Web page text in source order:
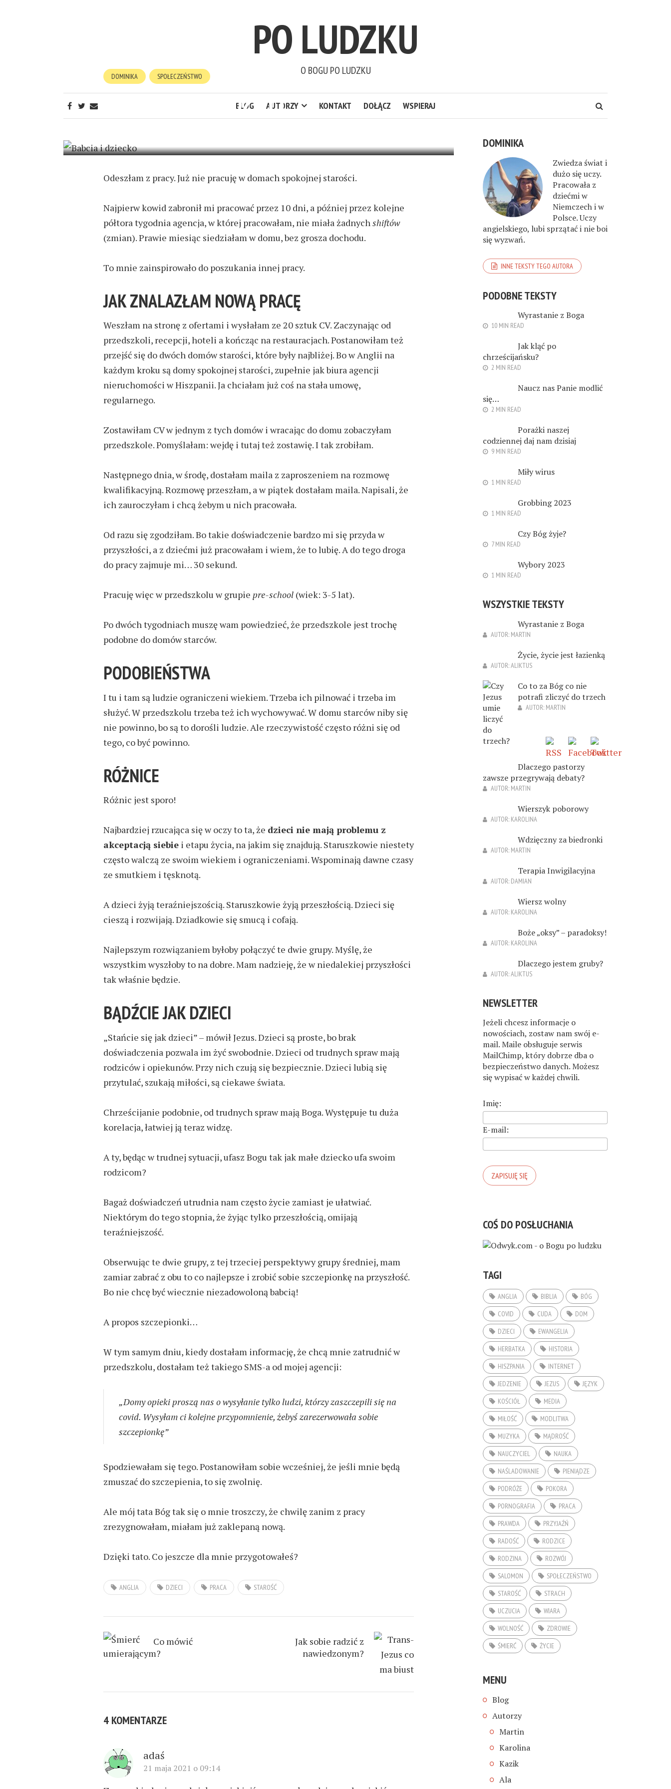
PO LUDZKU
O BOGU PO LUDZKU
BLOG AUTORZY KONTAKT DOŁĄCZ WSPIERAJ
DOMINIKA SPOŁECZEŃSTWO
UCZMY SIĘ OD DZIECI
Odeszłam z pracy. Już nie pracujęw domach spokojnej starości.
Najpierw kowid zabronił mi pracować przez 10 dni, a później przez kolejne
półtora tygodnia agencja,wktórej pracowałam, nie miała żadnych shiftów
(zmian). Prawie miesiąc siedziałam w domu, bez grosza dochodu.
To mnie zainspirowało do poszukania innej pracy.
JAK ZNALAZŁAM NOWĄ PRACĘ
Weszłam na stronę z ofertami i wysłałam ze 20 sztuk CV. Zaczynając od
przedszkoli, recepcji, hoteli a kończąc na restauracjach. Postanowiłam też
przejść się do dwóch domów starości, które były najbliżej. BowAnglii na
każdym kroku są domy spokojnej starości, zupełnie jak biura agencji
nieruchomości w Hiszpanii. Ja chciałam już coś na stała umowę,
regularnego.
Zostawiłam CV w jednym z tych domów i wracając do domu zobaczyłam
przedszkole. Pomyślałam: wejdę i tutaj też zostawię. I tak zrobiłam.
Następnego dnia, w środę, dostałam maila z zaproszeniem na rozmowę
kwalifikacyjną. Rozmowę przeszłam, awpiątek dostałam maila. Napisali,że
ich zauroczyłam i chcą żebym u nich pracowała.
Od razu się zgodziłam. Bo takie doświadczenie bardzo mi się przyda w
przyszłości, a z dziećmi już pracowałam i wiem, że to lubię.A do tego droga
do pracy zajmuje mi… 30 sekund.
Pracuję więc w przedszkolu w grupie pre-school (wiek: 3-5 lat).
Po dwóch tygodniach muszę wam powiedzieć, że przedszkole jesttrochę
podobne do domów starców.
PODOBIEŃSTWA
I tu i tam są ludzie ograniczeni wiekiem. Trzeba ich pilnować i trzeba im
służyć.W przedszkolu trzeba też ich wychowywać. W domu starcówniby się
nie powinno, bo są to dorośli ludzie. Ale rzeczywistość często różni się od
tego, co być powinno.
RÓŻNICE
Różnic jest sporo!
Najbardziej rzucająca się w oczy to ta, że dzieci nie mają problemu z
akceptacją siebie i etapu życia, na jakim się znajdują. Staruszkowie niestety
często walczą ze swoim wiekiem i ograniczeniami.Wspominają dawne czasy
ze smutkiem i tęsknotą.
A dzieci żyją teraźniejszością. Staruszkowie żyją przeszłością. Dzieci się
cieszą i rozwijają. Dziadkowie się smucą i cofają.
Najlepszym rozwiązaniem byłoby połączyć te dwie grupy. Myślę, że
wszystkim wyszłoby to na dobre.Mam nadzieję, że w niedalekiej przyszłości
tak właśnie będzie.
BĄDŹCIE JAK DZIECI
„Stańcie się jak dzieci” – mówił Jezus.Dzieci są proste, bo brak
doświadczenia pozwala im żyć swobodnie. Dzieci od trudnych spraw mają
rodziców i opiekunów. Przy nich czują się bezpiecznie. Dzieci lubią się
przytulać, szukają miłości, są ciekawe świata.
Chrześcijanie podobnie, od trudnych spraw mają Boga.Występuje tu duża
korelacja, łatwiej ją teraz widzę.
A ty, będąc w trudnej sytuacji, ufasz Bogu tak jak małe dziecko ufa swoim
rodzicom?
Bagaż doświadczeń utrudnia nam często życie zamiast je ułatwiać.
Niektórym do tego stopnia, że żyjąc tylko przeszłością, omijają
teraźniejszość.
Obserwując te dwie grupy, z tej trzeciej perspektywy grupy średniej, mam
zamiar zabrać z obu to co najlepsze i zrobić sobie szczepionkę na przyszłość.
Bo nie chcę być wiecznie niezadowoloną babcią!
A propos szczepionki…
Wtym samym dniu, kiedy dostałam informację, że chcą mnie zatrudnićw
przedszkolu, dostałam też takiego SMS-a od mojej agencji:
„Domy opieki proszą nas o wysyłanie tylko ludzi, którzy zaszczepili się na
covid. Wysyłam ci kolejne przypomnienie, żebyś zarezerwowała sobie
szczepionkę”
Spodziewałam się tego. Postanowiłam sobie wcześniej, że jeśli mnie będą
zmuszać do szczepienia, to się zwolnię.
Ale mój tata Bóg tak się o mnie troszczy, że chwilę zanim z pracy
zrezygnowałam, miałam już zaklepaną nową.
Dzięki tato. Co jeszcze dla mnie przygotowałeś?
ANGLIA DZIECI PRACA STAROŚĆ
Co mówić
umierającym?
Jak sobie radzić z
nawiedzonym?
4 KOMENTARZE
adaś
21 maja 2021 o 09:14
DOMINIKA
Zwiedza świat i
dużo się uczy.
Pracowała z
dziećmi w
Niemczech i w
Polsce. Uczy
angielskiego, lubi sprzątać i nie boi
się wyzwań.
INNE TEKSTY TEGO AUTORA
PODOBNE TEKSTY
Wyrastanie z Boga
10 MIN READ
Jak kląć po
chrześcijańsku?
2 MIN READ
Naucz nas Panie modlić
się…
2 MIN READ
Porażki naszej
codziennej daj nam dzisiaj
9 MIN READ
Miły wirus
1 MIN READ
Grobbing 2023
1 MIN READ
Czy Bóg żyje?
7 MIN READ
Wybory 2023
1 MIN READ
WSZYSTKIE TEKSTY
Wyrastanie z Boga
AUTOR: MARTIN
Życie, życie jest łazienką
AUTOR:ALIKTUS
Co to za Bóg co nie
potrafi zliczyć do trzech
AUTOR: MARTIN
Dlaczego pastorzy
zawsze przegrywają debaty?
AUTOR: MARTIN
Wierszyk poborowy
AUTOR: KAROLINA
Wdzięczny za biedronki
AUTOR: MARTIN
Terapia Inwigilacyjna
AUTOR: DAMIAN
Wiersz wolny
AUTOR: KAROLINA
Boże „oksy” – paradoksy!
AUTOR: KAROLINA
Dlaczego jestem gruby?
AUTOR:ALIKTUS
NEWSLETTER
Jeżeli chcesz informacje o
nowościach, zostaw nam swój e-
mail. Maile obsługuje serwis
MailChimp, który dobrze dba o
bezpieczeństwo danych. Możesz
się wypisać w każdej chwili.
Imię:
E-mail:
COŚ DO POSŁUCHANIA
TAGI
ANGLIA BIBLIA
BÓG
COVID
CUDA
DOM
DZIECI
EWANGELIA
HERBATKA
HISTORIA
HISZPANIA
INTERNET
JEDZENIE
JEZUS
JĘZYK
KOŚCIÓŁ
MEDIA
MIŁOŚĆ
MODLITWA
MUZYKA
MĄDROŚĆ
NAUCZYCIEL
NAUKA
NAŚLADOWANIE
PIENIĄDZE
PODRÓŻE
POKORA
PORNOGRAFIA
PRACA
PRAWDA
PRZYJAŹŃ
RADOŚĆ
RODZICE
RODZINA
ROZWÓJ
SALOMON
SPOŁECZEŃSTWO
STAROŚĆ
STRACH
UCZUCIA
WIARA
WOLNOŚĆ
ZDROWIE
ŚMIERĆ
ŻYCIE
MENU
Blog
Autorzy
Martin
Karolina
Kazik
Ala